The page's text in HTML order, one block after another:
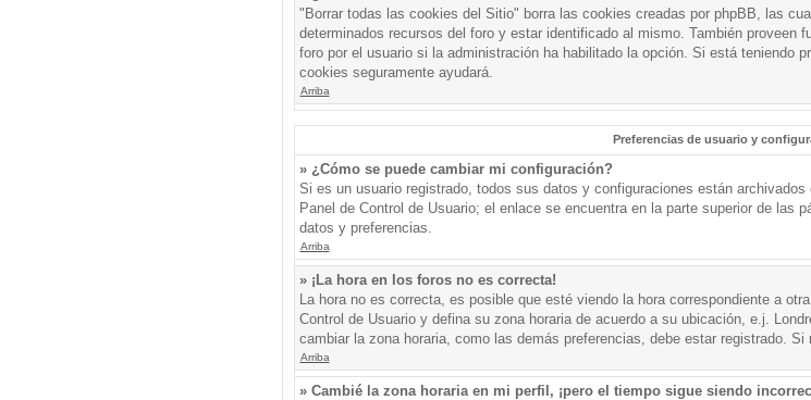
"Borrar todas las cookies del Sitio" borra las cookies creadas por phpBB, las
determinados recursos del foro y estar identificado al mismo. También proveen
foro por el usuario si la administración ha habilitado la opción. Si está teniendo
cookies seguramente ayudará.
Arriba
Preferencias de usuario y
» ¿Cómo se puede cambiar mi configuración?
Si es un usuario registrado, todos sus datos y configuraciones están
Panel de Control de Usuario; el enlace se encuentra en la parte superior de las
datos y preferencias.
Arriba
» ¡La hora en los foros no es correcta!
La hora no es correcta, es posible que esté viendo la hora correspondiente a
Control de Usuario y defina su zona horaria de acuerdo a su ubicación, e.j.
cambiar la zona horaria, como las demás preferencias, debe estar registrado.
Arriba
» Cambié la zona horaria en mi perfil, ¡pero el tiempo sigue siendo